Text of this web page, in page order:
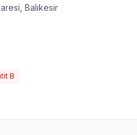
Balıkesir
B